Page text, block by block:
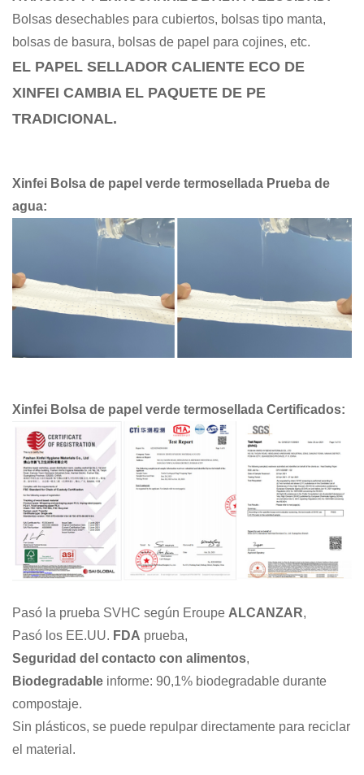
Bolsas desechables para cubiertos, bolsas tipo manta,
bolsas de basura, bolsas de papel para cojines, etc.
EL PAPEL SELLADOR CALIENTE ECO DE
XINFEI CAMBIA EL PAQUETE DE PE
TRADICIONAL.
Xinfei Bolsa de papel verde termosellada Prueba de
agua:
Xinfei Bolsa de papel verde termosellada Certificados:
Pasó la prueba SVHC según Eroupe ALCANZAR,
Pasó los EE.UU. FDA prueba,
Seguridad del contacto con alimentos,
Biodegradable informe: 90,1% biodegradable durante
compostaje.
Sin plásticos, se puede repulpar directamente para reciclar
el material.